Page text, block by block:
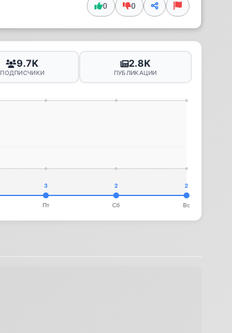
0 0
9.7K
ПОДПИСЧИКИ
2.8K
ПУБЛИКАЦИИ